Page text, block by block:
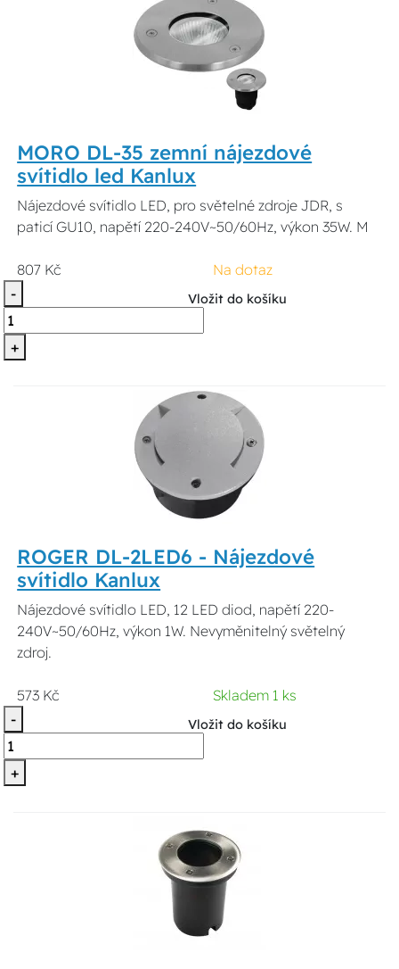
MORO DL-35 zemní nájezdové
svítidlo led Kanlux
Nájezdové svítidlo LED, pro světelné zdroje JDR, s
paticí GU10, napětí 220-240V~50/60Hz, výkon 35W. M
807 Kč
Na dotaz
-
+
Vložit do košíku
ROGER DL-2LED6 - Nájezdové
svítidlo Kanlux
Nájezdové svítidlo LED, 12 LED diod, napětí 220-
240V~50/60Hz, výkon 1W. Nevyměnitelný světelný
zdroj.
573 Kč
Skladem 1 ks
-
+
Vložit do košíku